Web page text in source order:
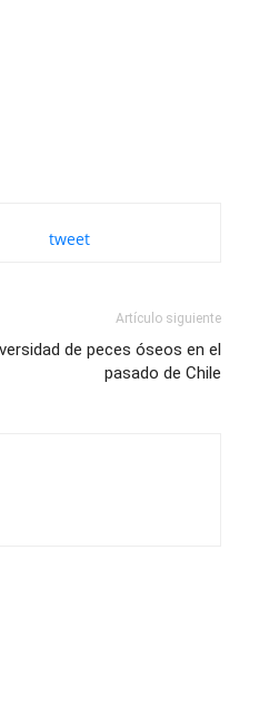
tweet
Artículo siguiente
de peces óseos en el
pasado de Chile